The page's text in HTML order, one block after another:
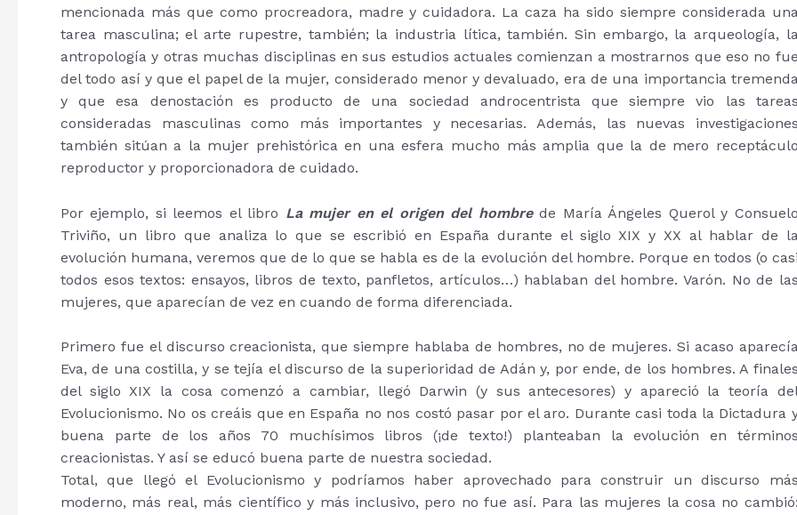
mencionada más que como procreadora, madre y cuidadora. La caza ha sido siempre considerada
tarea masculina; el arte rupestre, también; la industria lítica, también. Sin embargo, la arqueología,
antropología y otras muchas disciplinas en sus estudios actuales comienzan a mostrarnos que eso no fue
del todo así y que el papel de la mujer, considerado menor y devaluado, era de una importancia
y que esa denostación es producto de una sociedad androcentrista que siempre vio las tareas
consideradas masculinas como más importantes y necesarias. Además, las nuevas investigaciones
también sitúan a la mujer prehistórica en una esfera mucho más amplia que la de mero receptáculo
reproductor y proporcionadora de cuidado.
Por ejemplo, si leemos el libro La mujer en el origen del hombrede María Ángeles Querol y Consuelo
Triviño, un libro que analiza lo que se escribió en España durante el siglo XIX y XX al hablar de
evolución humana, veremos que de lo que se habla es de la evolución del hombre. Porque en todos (o casi
todos esos textos: ensayos, libros de texto, panfletos, artículos…) hablaban del hombre. Varón. No de las
mujeres, que aparecían de vez en cuando de forma diferenciada.
Primero fue el discurso creacionista, que siempre hablaba de hombres, no de mujeres. Si acaso
Eva, de una costilla, y se tejía el discurso de la superioridad de Adán y, por ende, de los hombres. A finales
del siglo XIX la cosa comenzó a cambiar, llegó Darwin (y sus antecesores) y apareció la teoría
Evolucionismo. No os creáis que en España no nos costó pasar por el aro. Durante casi toda la Dictadura
buena parte de los años 70 muchísimos libros (¡de texto!) planteaban la evolución en términos
creacionistas. Y así se educó buena parte de nuestra sociedad.
Total, que llegó el Evolucionismo y podríamos haber aprovechado para construir un discurso más
moderno, más real, más científico y más inclusivo, pero no fue así. Para las mujeres la cosa no cambió: